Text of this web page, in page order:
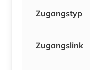
Zugangstyp
Zugangslink